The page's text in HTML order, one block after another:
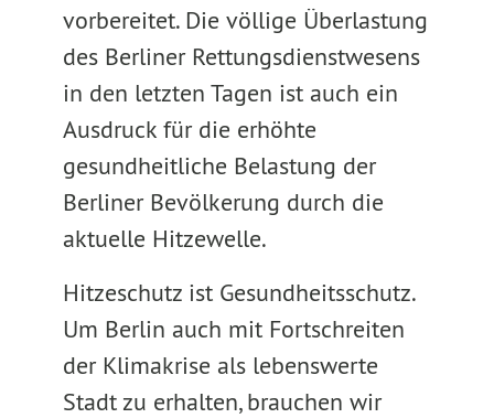
vorbereitet. Die völlige Überlastung
des Berliner Rettungsdienstwesens
in den letzten Tagen ist auch ein
Ausdruck für die erhöhte
gesundheitliche Belastung der
Berliner Bevölkerung durch die
aktuelle Hitzewelle.
Hitzeschutz ist Gesundheitsschutz.
Um Berlin auch mit Fortschreiten
der Klimakrise als lebenswerte
Stadt zu erhalten, brauchen wir